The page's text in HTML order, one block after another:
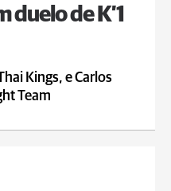
de K’1
Kings, e Carlos
Team